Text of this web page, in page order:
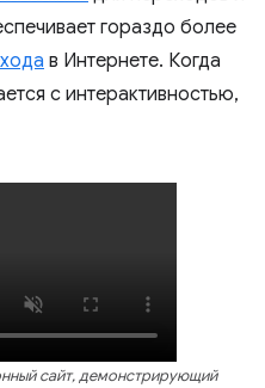
гораздо более
в Интернете. Когда
с интерактивностью,
сайт, демонстрирующий